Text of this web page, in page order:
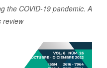
the COVID-19 pandemic. A
review